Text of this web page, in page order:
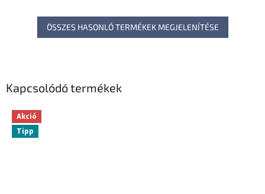
Kapcsolódó termékek
Akció
Tipp
ÖSSZES HASONLÓ TERMÉKEK MEGJELENÍTÉSE